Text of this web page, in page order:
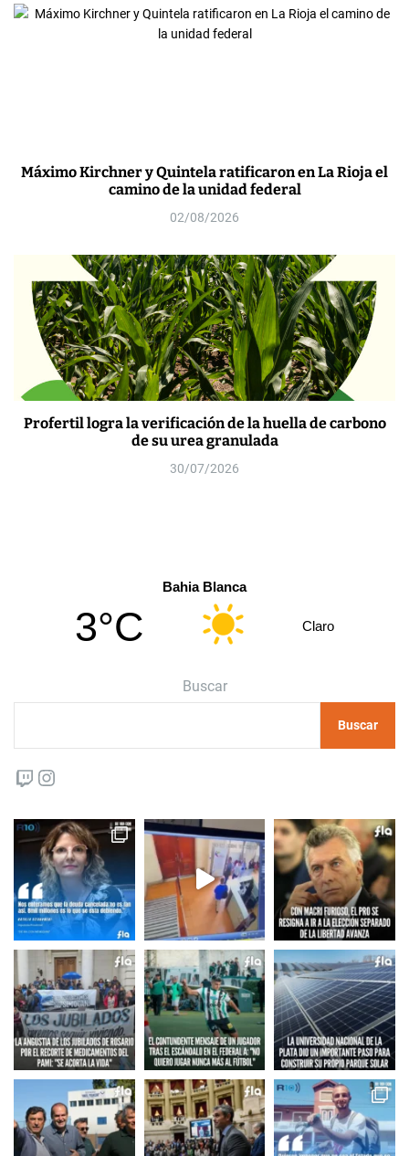
Máximo Kirchner y Quintela ratificaron en La Rioja el
camino de la unidad federal
02/08/2026
Profertil logra la verificación de la huella de carbono
de su urea granulada
30/07/2026
Bahia Blanca
3°C Claro
Buscar
Buscar
Twitch